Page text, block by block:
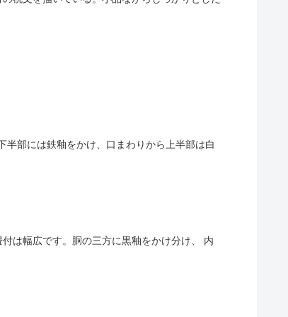
部には鉄釉をかけ、口まわりから上半部は白
は幅広です。胴の三方に黒釉をかけ分け、 内